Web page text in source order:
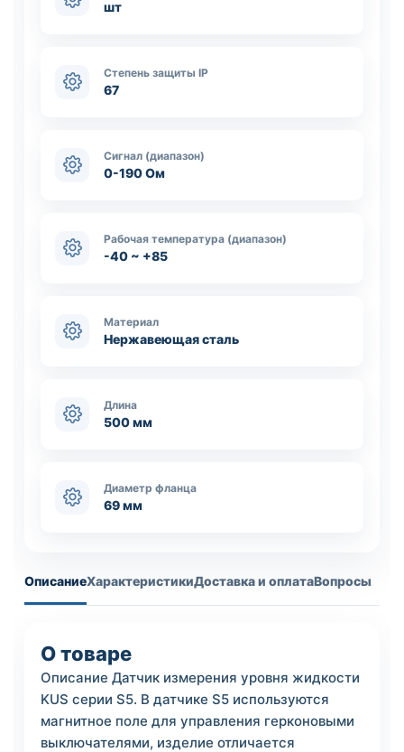
шт
Степень защиты IP
67
Сигнал (диапазон)
0-190 Ом
Рабочая температура (диапазон)
-40 ~ +85
Материал
Нержавеющая сталь
Длина
500 мм
Диаметр фланца
69 мм
ОписаниеХарактеристикиДоставка и оплатаВопросы
О товаре
Описание Датчик измерения уровня жидкости
KUS серии S5. В датчике S5 используются
магнитное поле для управления герконовыми
выключателями, изделие отличается